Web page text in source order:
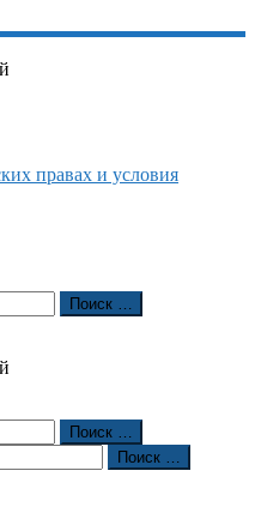
правах и условия
Поиск …
Поиск …
Поиск …